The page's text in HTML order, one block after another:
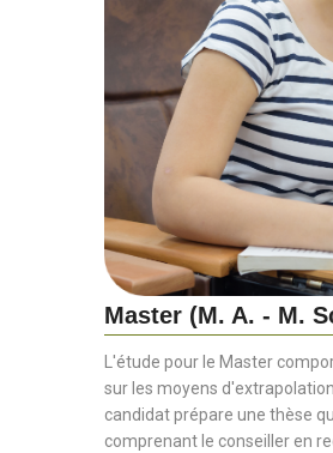
Master (M. A. - M.
L'étude pour le Master
sur les moyens
candidat prépare une thèse
comprenant le conseiller en